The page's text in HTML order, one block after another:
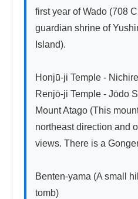
first year of Wado (708
guardian shrine of
Island).
Honjū-ji Temple -
Renjō-ji Temple - Jōdo
Mount Atago (This
northeast direction and
views. There is a
Benten-yama (A small
tomb)